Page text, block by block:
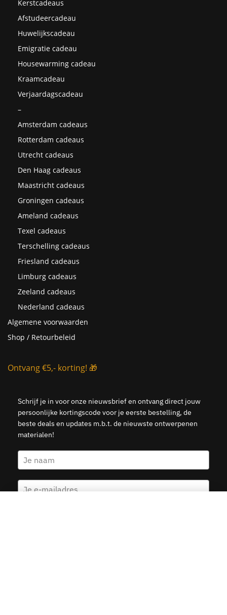
Kerstcadeaus
Afstudeercadeau
Huwelijkscadeau
Emigratie cadeau
Housewarming cadeau
Kraamcadeau
Verjaardagscadeau
–
Amsterdam cadeaus
Rotterdam cadeaus
Utrecht cadeaus
Den Haag cadeaus
Maastricht cadeaus
Groningen cadeaus
Ameland cadeaus
Texel cadeaus
Terschelling cadeaus
Friesland cadeaus
Limburg cadeaus
Zeeland cadeaus
Nederland cadeaus
Algemene voorwaarden
Shop / Retourbeleid
Ontvang €5,- korting! 🎁
Schrijf je in voor onze nieuwsbrief en ontvang direct jouw
persoonlijke kortingscode voor je eerste bestelling, de
beste deals en updates m.b.t. de nieuwste ontwerpenen
materialen!